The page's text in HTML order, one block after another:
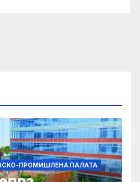
ПРОМИШЛЕНА ПАЛАТА